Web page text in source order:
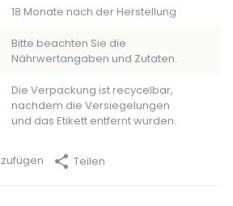
18 Monate nach der Herstellung
Bitte beachten Sie die
Nährwertangaben und Zutaten.
Die Verpackung ist recycelbar,
nachdem die Versiegelungen
und das Etikett entfernt wurden.
Teilen